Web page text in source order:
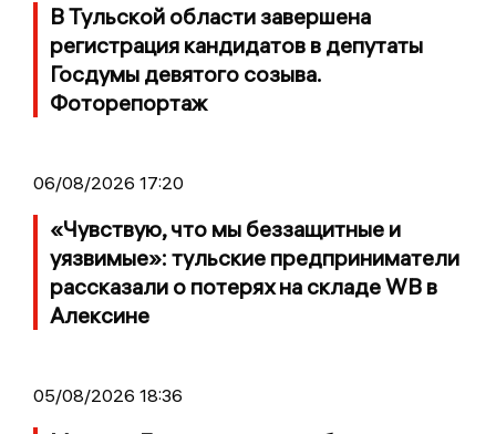
В Тульской области завершена
регистрация кандидатов в депутаты
Госдумы девятого созыва.
Фоторепортаж
06/08/2026 17:20
«Чувствую, что мы беззащитные и
уязвимые»: тульские предприниматели
рассказали о потерях на складе WB в
Алексине
05/08/2026 18:36